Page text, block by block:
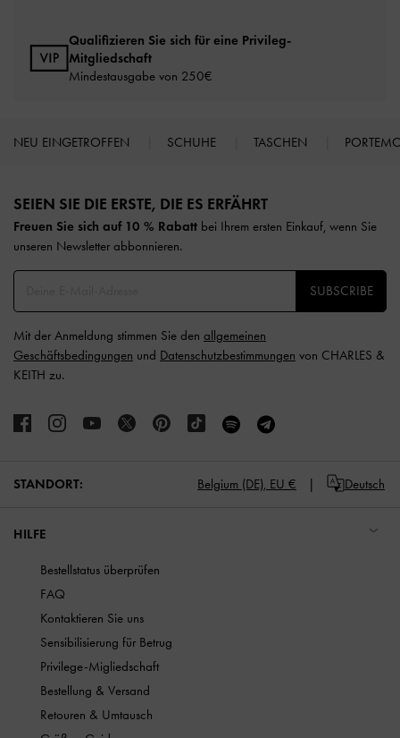
Qualifizieren Sie sich für eine Privileg-
Mitgliedschaft
Mindestausgabe von 250€
NEU EINGETROFFEN SCHUHE TASCHEN
SEIEN SIE DIE ERSTE, DIE ES ERFÄHRT​
Freuen Sie sich auf 10 % Rabatt bei Ihrem ersten Einkauf, wenn Sie
unseren Newsletter abbonnieren.​
SUBSCRIBE
Mit der Anmeldung stimmen Sie den allgemeinen
Geschäftsbedingungen und Datenschutzbestimmungen von CHARLES &
KEITH zu.
STANDORT: Belgium (DE), EU € Deutsch
HILFE
Bestellstatus überprüfen
FAQ
Kontaktieren Sie uns
Sensibilisierung für Betrug
Privilege-Migliedschaft
Bestellung & Versand
Retouren & Umtausch